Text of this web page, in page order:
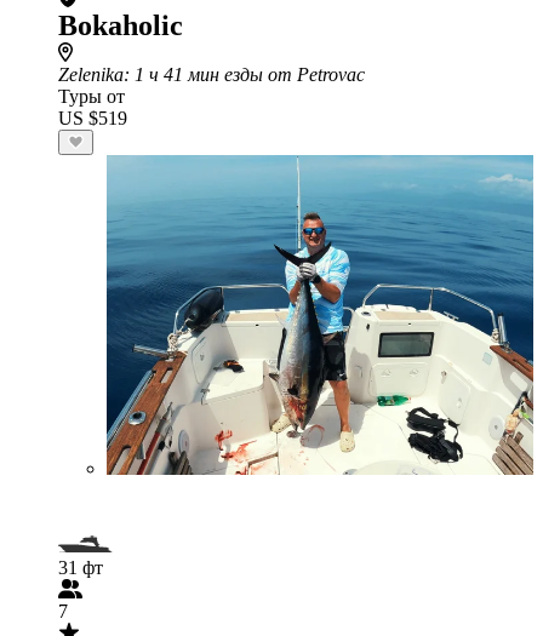
Bokaholic
Zelenika: 1 ч 41 мин езды от Petrovac
Туры от
US $519
31 фт
7